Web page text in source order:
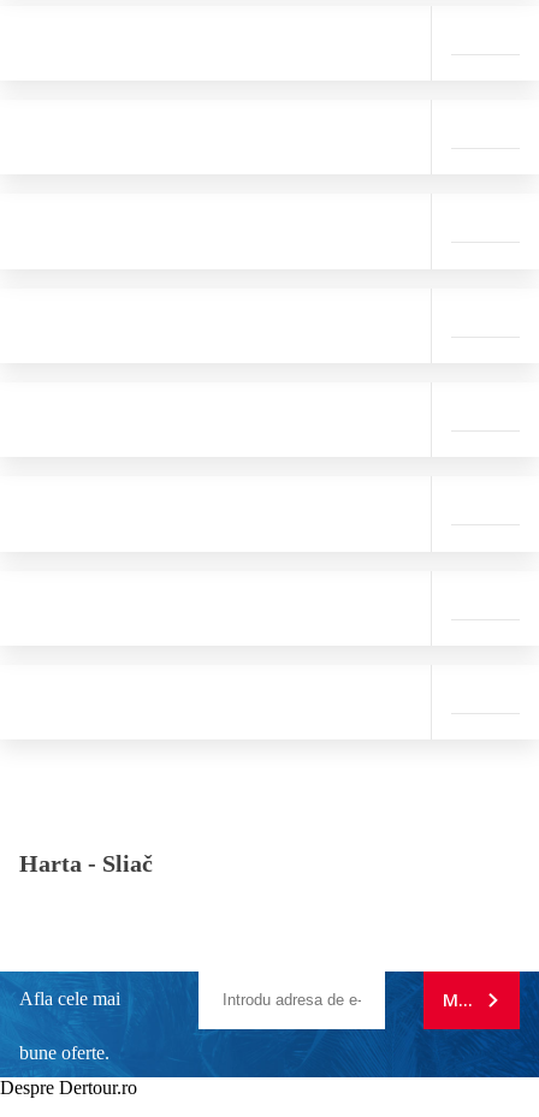
Harta - Sliač
Afla cele mai
bune oferte.
MA
Despre Dertour.ro